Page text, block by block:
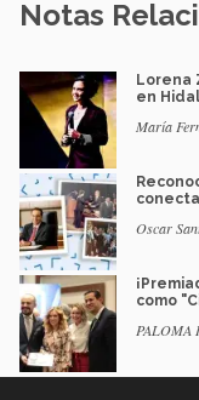
Notas
Lorena
en
María
Oscar
como
PALOMA